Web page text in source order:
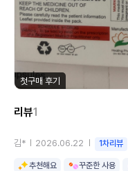
첫구매 후기
리뷰1
김* 2026.06.22 1차리뷰
추천해요 꾸준한 사용